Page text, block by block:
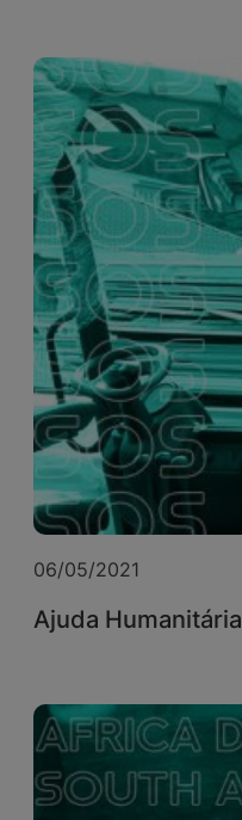
06/05/2021
Ajuda Humanitária